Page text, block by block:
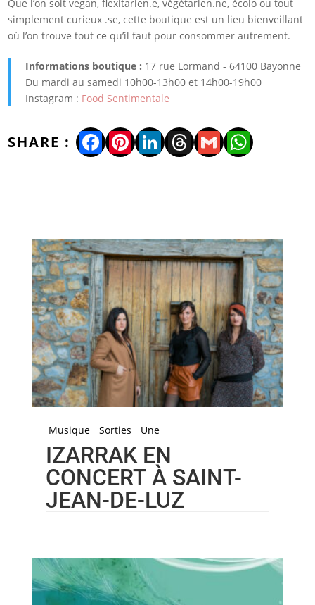
Que l’on soit vegan, flexitarien.e, végétarien.ne, écolo ou tout
simplement curieux .se, cette boutique est un lieu bienveillant
où l’on trouve tout ce qu’il faut pour consommer autrement.
Informations boutique : 17 rue Lormand - 64100 Bayonne
Du mardi au samedi 10h00-13h00 et 14h00-19h00
Instagram : Food Sentimentale
Facebook
Pinterest
LinkedIn
Threads
Gmail
Musique Sorties Une
IZARRAK EN
CONCERT À SAINT-
JEAN-DE-LUZ